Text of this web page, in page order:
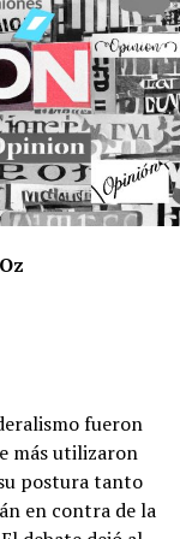
negocios
los actores de
los
diverso y
lunes, tras la
Py la
Gerardo
aportadas en el
de aportes y
de la
nombrado
en la Entidad
fueron
más utilizaron
postura tanto
en contra de la